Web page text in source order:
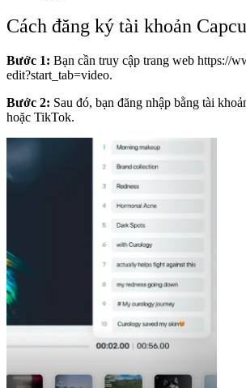
Cách đăng ký tài khoản
Bước 1: Bạn cần truy cập trang web https://
edit?start_tab=video.
Bước 2: Sau đó, bạn đăng nhập bằng tài
hoặc TikTok.